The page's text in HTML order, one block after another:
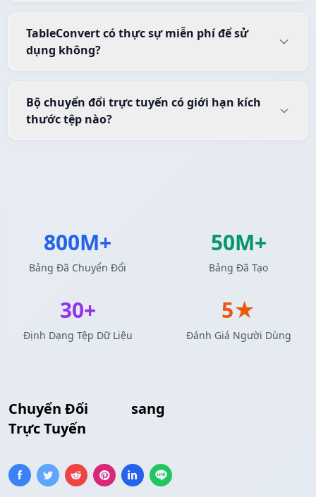
Chuyển Đổi sang
Trực Tuyến
TableConvert có thực sự miễn phí để sử
dụng không?
Bộ chuyển đổi trực tuyến có giới hạn kích
thước tệp nào?
800M+
Bảng Đã Chuyển Đổi
50M+
Bảng Đã Tạo
30+
Định Dạng Tệp Dữ Liệu
5★
Đánh Giá Người Dùng